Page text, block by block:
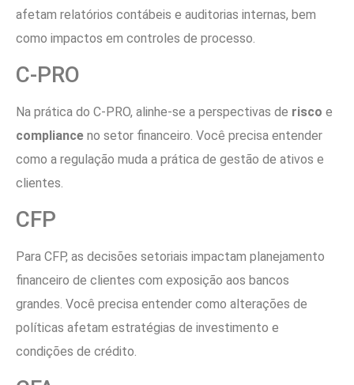
afetam relatórios contábeis e auditorias internas, bem
como impactos em controles de processo.
C-PRO
Na prática do C-PRO, alinhe-se a perspectivas de risco e
compliance no setor financeiro. Você precisa entender
como a regulação muda a prática de gestão de ativos e
clientes.
CFP
Para CFP, as decisões setoriais impactam planejamento
financeiro de clientes com exposição aos bancos
grandes. Você precisa entender como alterações de
políticas afetam estratégias de investimento e
condições de crédito.